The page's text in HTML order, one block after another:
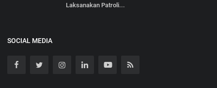
Laksanakan Patroli...
SOCIAL MEDIA